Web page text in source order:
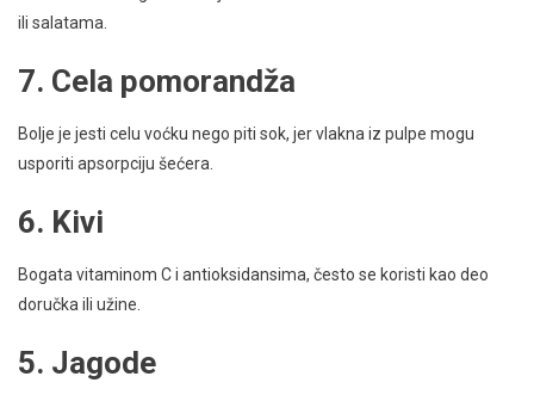
ili salatama.
7. Cela pomorandža
Bolje je jesti celu voćku nego piti sok, jer vlakna iz pulpe mogu
usporiti apsorpciju šećera.
6. Kivi
Bogata vitaminom C i antioksidansima, često se koristi kao deo
doručka ili užine.
5. Jagode